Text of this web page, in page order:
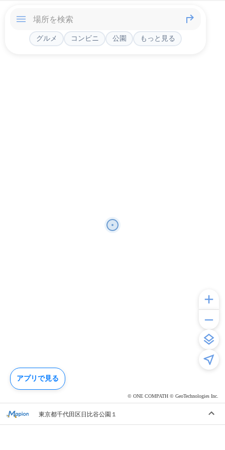
© ONE COMPATH © GeoTechnologies Inc.
グルメ コンビニ 公園 もっと見る
東京都千代田区日比谷公園１
アプリで見る